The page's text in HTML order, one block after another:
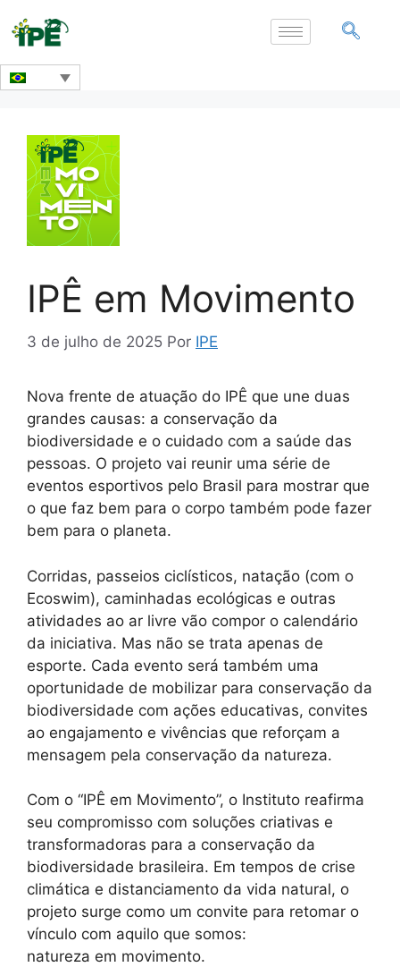
IPÊ em Movimento
3 de julho de 2025 Por IPE
Nova frente de atuação do IPÊ que une duas
grandes causas: a conservação da
biodiversidade e o cuidado com a saúde das
pessoas. O projeto vai reunir uma série de
eventos esportivos pelo Brasil para mostrar que
o que faz bem para o corpo também pode fazer
bem para o planeta.
Corridas, passeios ciclísticos, natação (com o
Ecoswim), caminhadas ecológicas e outras
atividades ao ar livre vão compor o calendário
da iniciativa. Mas não se trata apenas de
esporte. Cada evento será também uma
oportunidade de mobilizar para conservação da
biodiversidade com ações educativas, convites
ao engajamento e vivências que reforçam a
mensagem pela conservação da natureza.
Com o “IPÊ em Movimento”, o Instituto reafirma
seu compromisso com soluções criativas e
transformadoras para a conservação da
biodiversidade brasileira. Em tempos de crise
climática e distanciamento da vida natural, o
projeto surge como um convite para retomar o
vínculo com aquilo que somos:
natureza em movimento.